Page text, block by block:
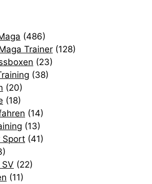
(486)
Trainer (128)
(23)
(38)
(20)
(18)
(14)
(13)
Sport (41)
(22)
(11)